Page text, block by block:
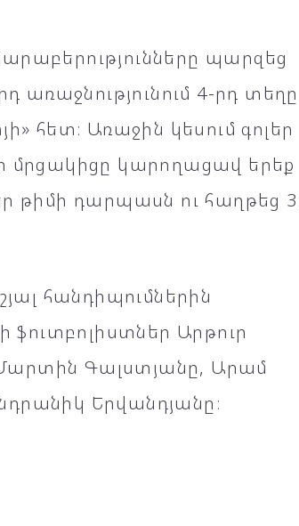
պարզեց
առաջնությունում 4-րդ տեղը
հետ։ Առաջին կեսում գոլեր
մրցակիցը կարողացավ երեք
դարպասն ու հաղթեց
հանդիպումներին
Արթուր
Գալստյանը, Արամ
Երվանդյանը։